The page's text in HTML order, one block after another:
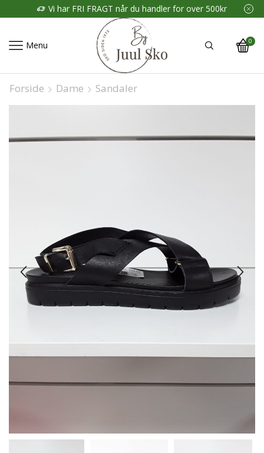
Vi har FRI FRAGT når du handler for over 500kr
Menu 0
Forside Dame Sandaler